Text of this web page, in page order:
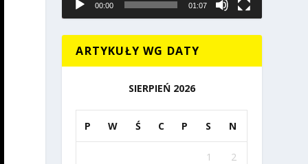
00:00 01:07
ARTYKUŁY WG DATY
SIERPIEŃ 2026
P W Ś C P S N
1 2